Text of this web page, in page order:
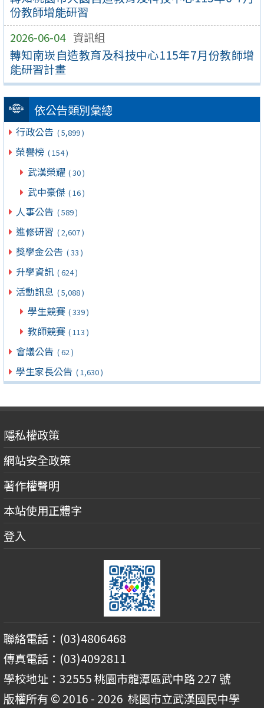
份教師增能研習
2026-06-04 資訊組
轉知南崁自造教育及科技中心115年7月份教師增
能研習計畫
依公告類別彙總
行政公告 ( 5,899 )
榮譽榜 ( 154 )
武漢榮耀 ( 30 )
武中豪傑 ( 16 )
人事公告 ( 589 )
進修研習 ( 2,607 )
獎學金公告 ( 33 )
升學資訊 ( 624 )
活動訊息 ( 5,088 )
學生競賽 ( 339 )
教師競賽 ( 113 )
會議公告 ( 62 )
學生家長公告 ( 1,630 )
隱私權政策
網站安全政策
著作權聲明
本站使用正體字
登入
聯絡電話：(03)4806468
傳真電話：(03)4092811
學校地址：32555 桃園市龍潭區武中路 227 號
版權所有 © 2016 - 2026 桃園市立武漢國民中學